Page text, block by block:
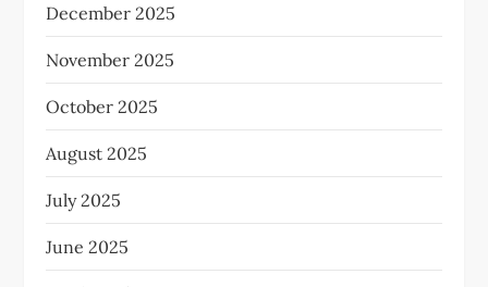
December 2025
November 2025
October 2025
August 2025
July 2025
June 2025